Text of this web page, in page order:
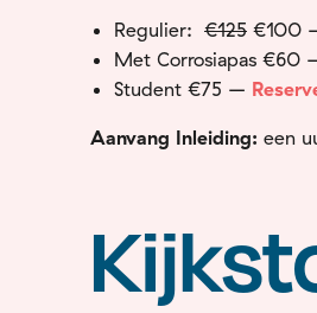
Regulier: €125 €100
Met Corrosiapas €60
Student €75 –
Aanvang Inleiding: een